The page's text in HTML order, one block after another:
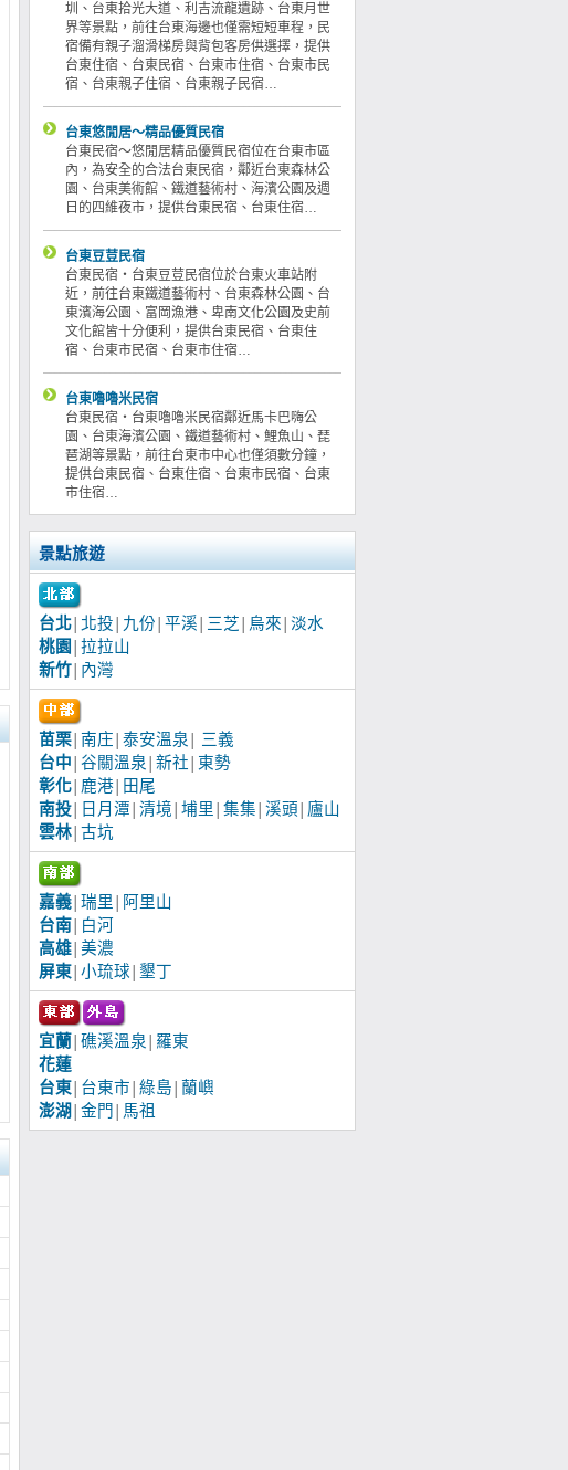
圳、台東拾光大道、利吉流龍遺跡、台東月世
界等景點，前往台東海邊也僅需短短車程，民
宿備有親子溜滑梯房與背包客房供選擇，提供
台東住宿、台東民宿、台東市住宿、台東市民
宿、台東親子住宿、台東親子民宿…
台東悠閒居～精品優質民宿
台東民宿～悠閒居精品優質民宿位在台東市區
內，為安全的合法台東民宿，鄰近台東森林公
園、台東美術館、鐵道藝術村、海濱公園及週
日的四維夜市，提供台東民宿、台東住宿…
台東豆荳民宿
台東民宿‧台東豆荳民宿位於台東火車站附
近，前往台東鐵道藝術村、台東森林公園、台
東濱海公園、富岡漁港、卑南文化公園及史前
文化館皆十分便利，提供台東民宿、台東住
宿、台東市民宿、台東市住宿…
台東嚕嚕米民宿
台東民宿‧台東嚕嚕米民宿鄰近馬卡巴嗨公
園、台東海濱公園、鐵道藝術村、鯉魚山、琵
琶湖等景點，前往台東市中心也僅須數分鐘，
提供台東民宿、台東住宿、台東市民宿、台東
市住宿…
景點旅遊
台北│ 北投 九份 平溪 三芝 烏來 淡水
桃園
拉拉山
新竹 內灣
苗栗│ 南庄 泰安溫泉
三義
台中 谷關溫泉 新社
東勢
彰化│ 鹿港│
田尾
南投│ 日月潭 清境 埔里 集集 溪頭
廬山
雲林│ 古坑
嘉義│ 瑞里
阿里山
台南
白河
高雄│ 美濃
屏東 小琉球 墾丁
宜蘭 礁溪溫泉
羅東
花蓮
台東 台東市 綠島
蘭嶼
澎湖
金門 馬祖